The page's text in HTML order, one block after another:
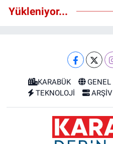
Yükleniyor...
KARABÜK GENEL
TEKNOLOJİ
ARŞİV